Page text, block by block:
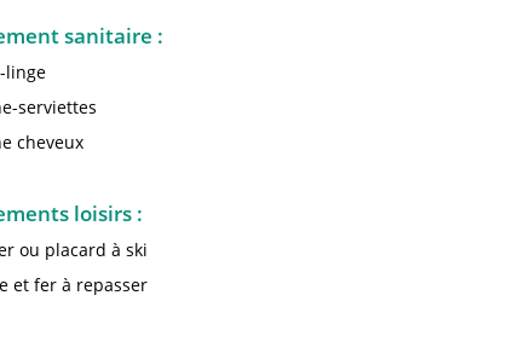
sanitaire :
linge
serviettes
cheveux
loisirs :
ou placard à ski
et fer à repasser